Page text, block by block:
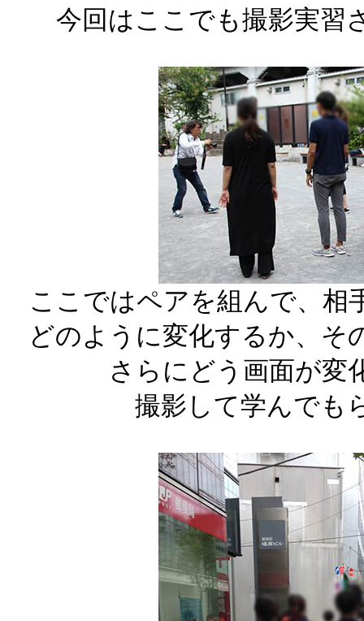
今回はここでも撮影実習
ここではペアを組んで、相
どのように変化するか、そ
さらにどう画面が変
撮影して学んでも